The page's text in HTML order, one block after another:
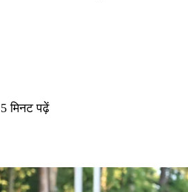
5 मिनट पढ़ें